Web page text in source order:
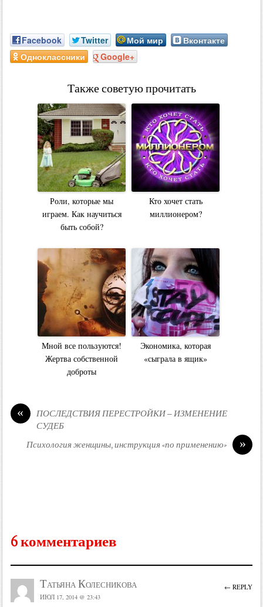
Facebook Twitter Мой мир
Вконтакте
Одноклассники
Google+
Также советую прочитать
Роли, которые мы
играем. Как научиться
быть собой?
Кто хочет стать
миллионером?
Мной все пользуются!
Жертва собственной
доброты
Экономика, которая
«сыграла в ящик»
«
ПОСЛЕДСТВИЯ ПЕРЕСТРОЙКИ – ИЗМЕНЕНИЕ
СУДЕБ
»
Психология женщины, инструкция «по применению»
6 комментариев
Татьяна Колесникова
ИЮЛ 17, 2014 @ 23:43
← REPLY